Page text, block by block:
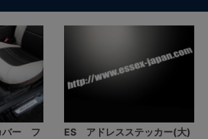
バー フ
ES アドレスステッカー(大)